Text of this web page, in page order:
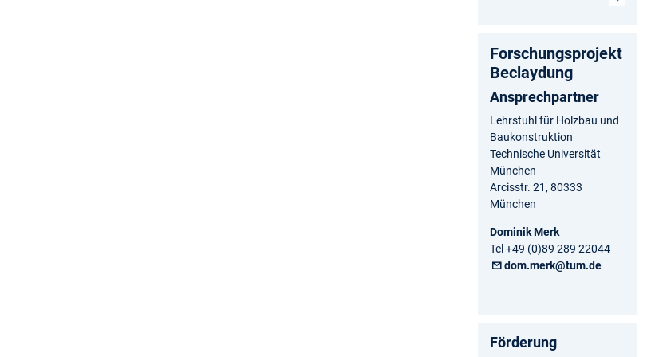
Forschungsprojekt
Beclaydung
Ansprechpartner
Lehrstuhl für Holzbau und
Baukonstruktion
Technische Universität
München
Arcisstr. 21, 80333
München
Dominik Merk
Tel +49 (0)89 289 22044
dom.merk@tum.de
Förderung